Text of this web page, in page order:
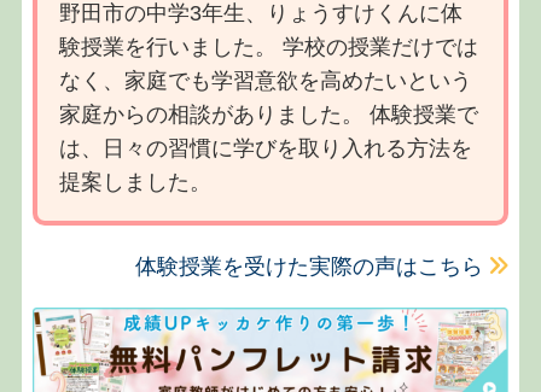
野田市の中学3年生、りょうすけくんに体
験授業を行いました。 学校の授業だけでは
なく、家庭でも学習意欲を高めたいという
家庭からの相談がありました。 体験授業で
は、日々の習慣に学びを取り入れる方法を
提案しました。
体験授業を受けた実際の声はこちら